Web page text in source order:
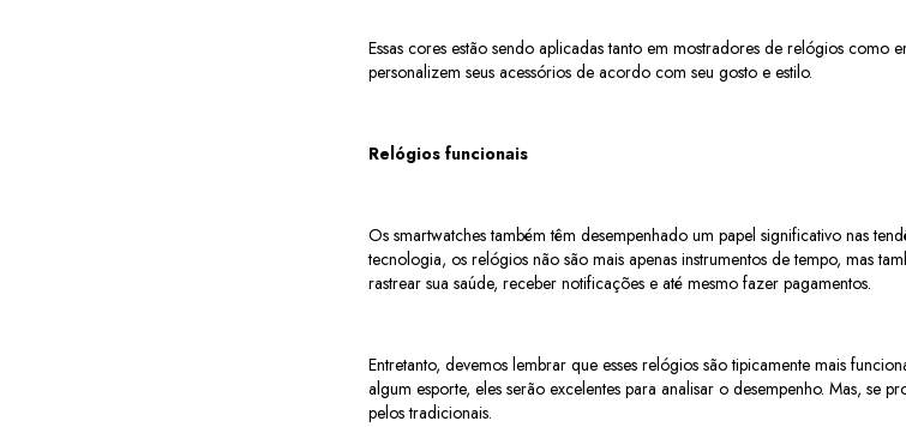
Essas cores estão sendo aplicadas tanto em mostradores de relógios como
personalizem seus acessórios de acordo com seu gosto e estilo.
Relógios funcionais
Os smartwatches também têm desempenhado um papel significativo nas
tecnologia, os relógios não são mais apenas instrumentos de tempo, mas
rastrear sua saúde, receber notificações e até mesmo fazer pagamentos.
Entretanto, devemos lembrar que esses relógios são tipicamente mais
algum esporte, eles serão excelentes para analisar o desempenho. Mas, se
pelos tradicionais.